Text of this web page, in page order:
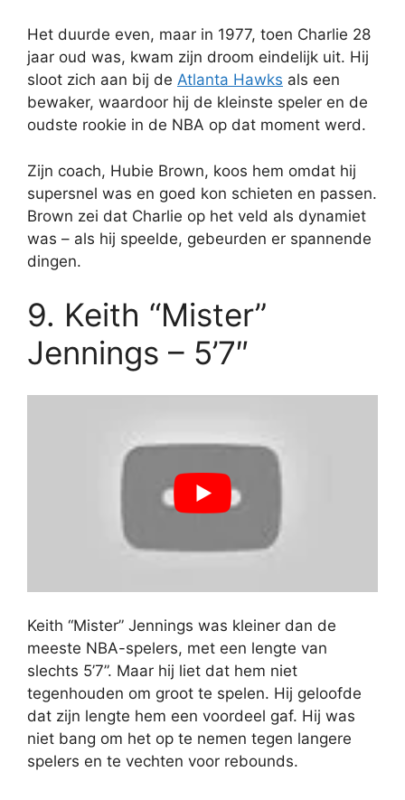
Het duurde even, maar in 1977, toen Charlie 28
jaar oud was, kwam zijn droom eindelijk uit. Hij
sloot zich aan bij de Atlanta Hawks als een
bewaker, waardoor hij de kleinste speler en de
oudste rookie in de NBA op dat moment werd.
Zijn coach, Hubie Brown, koos hem omdat hij
supersnel was en goed kon schieten en passen.
Brown zei dat Charlie op het veld als dynamiet
was – als hij speelde, gebeurden er spannende
dingen.
9. Keith “Mister”
Jennings – 5’7″
Keith “Mister” Jennings was kleiner dan de
meeste NBA-spelers, met een lengte van
slechts 5’7”. Maar hij liet dat hem niet
tegenhouden om groot te spelen. Hij geloofde
dat zijn lengte hem een voordeel gaf. Hij was
niet bang om het op te nemen tegen langere
spelers en te vechten voor rebounds.